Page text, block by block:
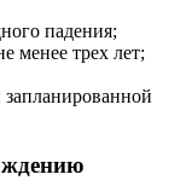
падения;
менее трех лет;